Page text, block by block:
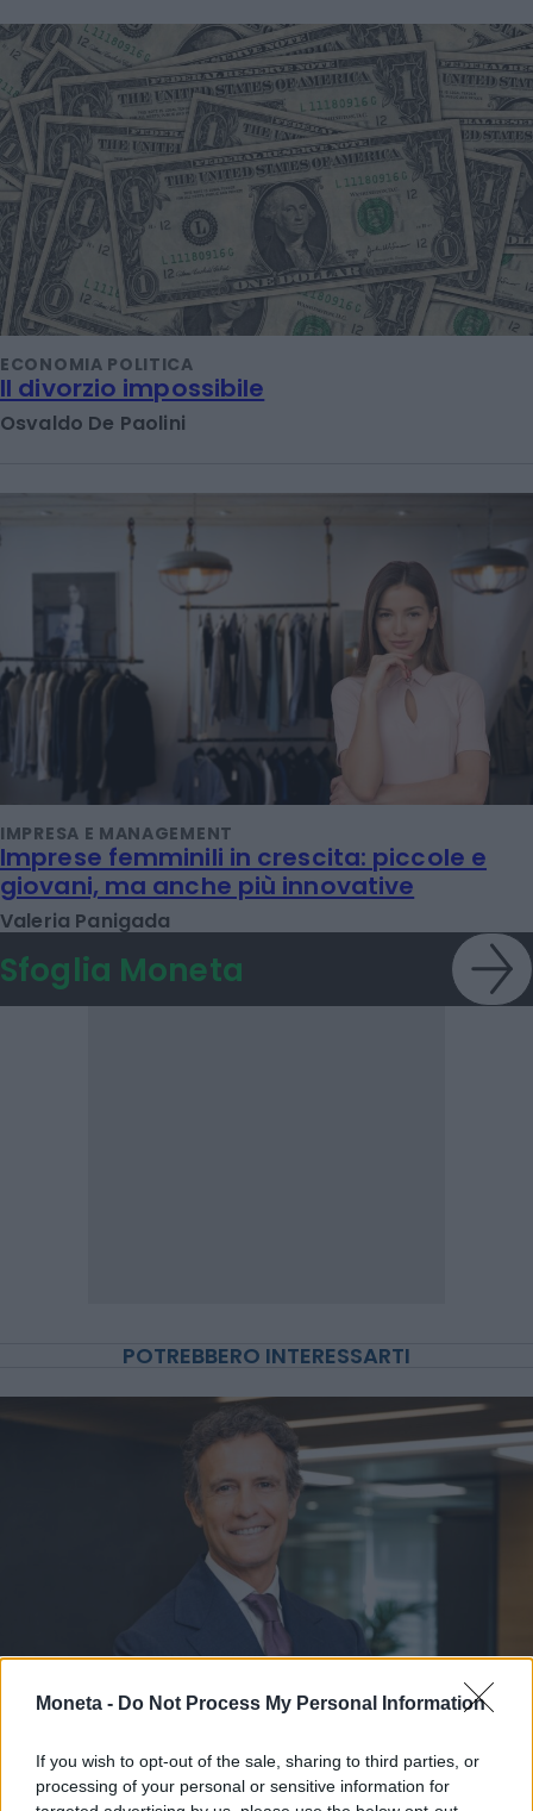
Moneta - Do Not Process My Personal Information
If you wish to opt-out of the sale, sharing to third parties, or
processing of your personal or sensitive information for
ECONOMIA POLITICA
Il divorzio impossibile
Osvaldo De Paolini
IMPRESA E MANAGEMENT
Imprese femminili in crescita: piccole e
giovani, ma anche più innovative
Valeria Panigada
Sfoglia Moneta
POTREBBERO INTERESSARTI
21 Invest raggiunge un accordo di
cessione e reinvestimento in Energreen